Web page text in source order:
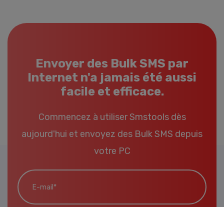
Envoyer des Bulk SMS par
Internet n'a jamais été aussi
facile et efficace.
Commencez à utiliser Smstools dès
aujourd'hui et envoyez des Bulk SMS depuis
votre PC
E-mail*